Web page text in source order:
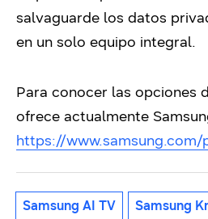
salvaguarde los datos
en un solo equipo integral.
Para conocer las opciones
ofrece actualmente
https://www.samsung.com/
Samsung AI TV Samsung